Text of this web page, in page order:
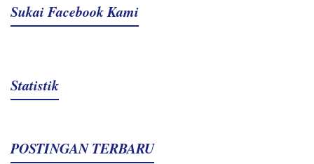
Sukai Facebook Kami
Statistik
POSTINGAN TERBARU